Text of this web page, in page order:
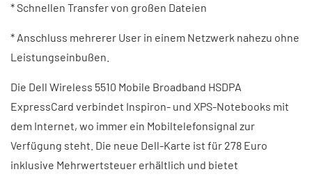
* Schnellen Transfer von großen Dateien
* Anschluss mehrerer User in einem Netzwerk nahezu ohne
Leistungseinbußen.
Die Dell Wireless 5510 Mobile Broadband HSDPA
ExpressCard verbindet Inspiron- und XPS-Notebooks mit
dem Internet, wo immer ein Mobiltelefonsignal zur
Verfügung steht. Die neue Dell-Karte ist für 278 Euro
inklusive Mehrwertsteuer erhältlich und bietet